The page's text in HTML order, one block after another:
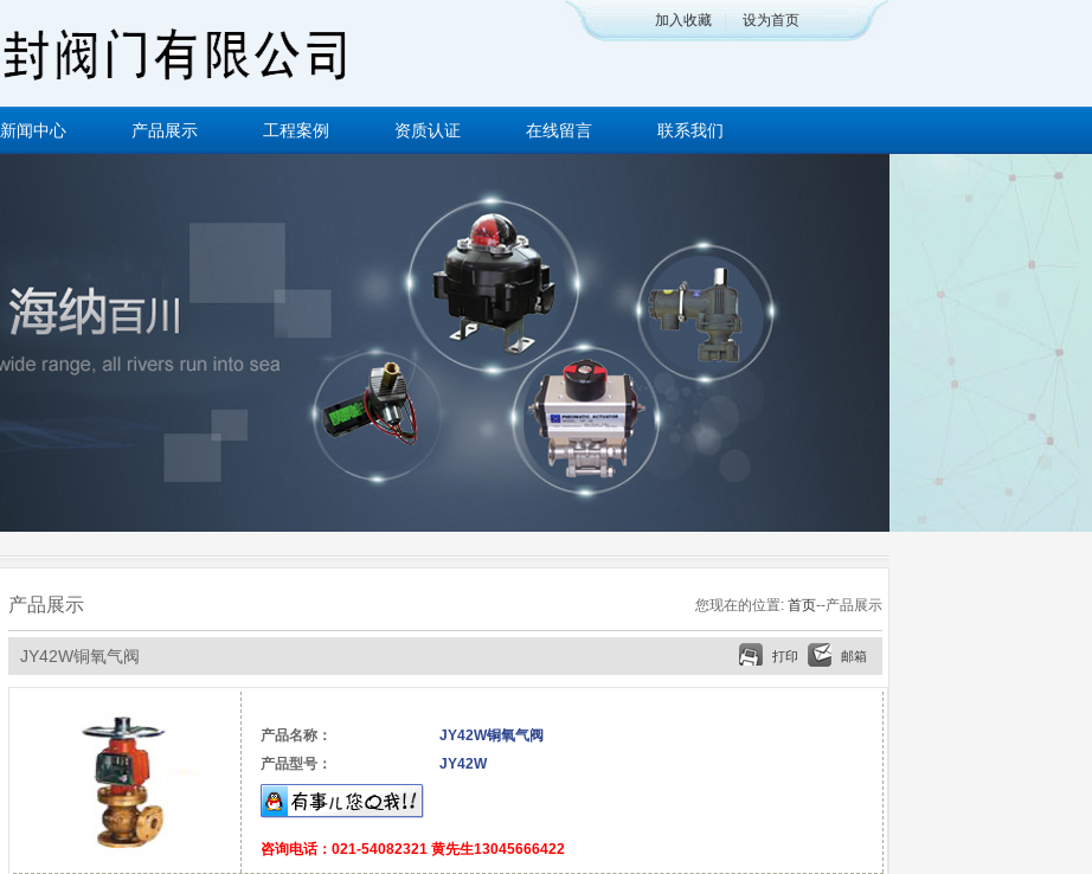
加入收藏 设为首页
新闻中心 产品展示 工程案例 资质认证 在线留言 联系我们
产品展示 您现在的位置: 首页--产品展示
JY42W铜氧气阀 打印 邮箱
产品名称：
JY42W铜氧气阀
产品型号：
JY42W
咨询电话：021-54082321 黄先生13045666422